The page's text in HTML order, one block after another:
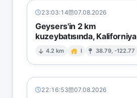
23:03:14 07.08.2026
Geysers'in 2 km
kuzeybatısında, Kaliforniya
4.2 km I 38.79, -122.77
22:16:53 07.08.2026